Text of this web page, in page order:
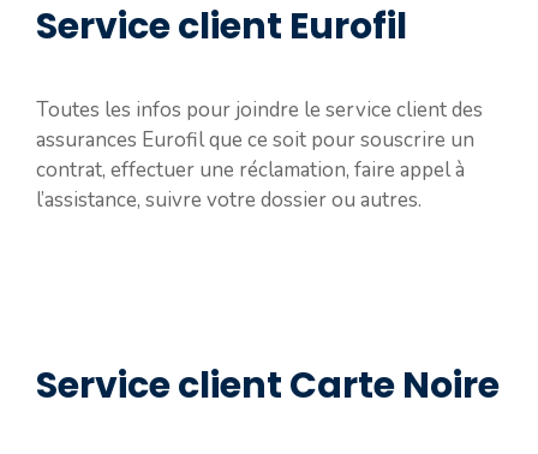
Service client Eurofil
Toutes les infos pour joindre le service client des
assurances Eurofil que ce soit pour souscrire un
contrat, effectuer une réclamation, faire appel à
l’assistance, suivre votre dossier ou autres.
Service client Carte Noire